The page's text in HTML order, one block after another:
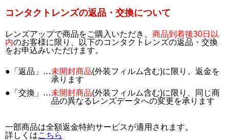
コンタクトレンズの返品・交換について
レンズアップで商品をご購入いただき、 商品到着後30日以
内のお客様に限り、以下のコンタクトレンズの返品・交換
をお申込みいただけます。
●「返品」…未開封商品(外装フィルム含む)に限り、返金を
承ります
●「交換」…未開封商品(外装フィルム含む)に限り、同じ商
品の異なるレンズデータへの変更を承ります
一部商品は全額返金特約サービスが適用されます。
詳しくはこちら